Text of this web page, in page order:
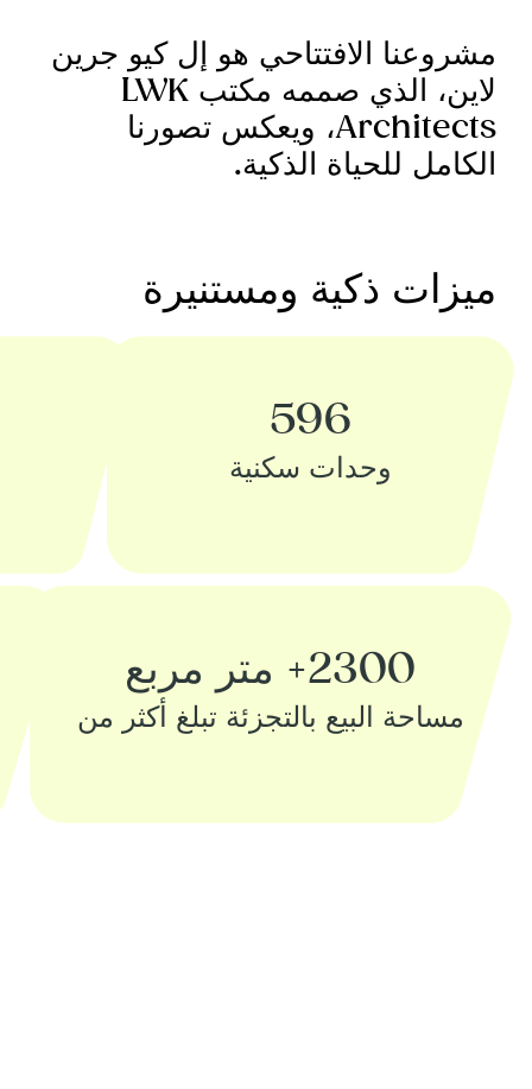
‏مشروعنا الافتتاحي هو إل كيو جرين
لاين، الذي صممه مكتب LWK
Architects، ويعكس تصورنا
الكامل للحياة الذكية.
ميزات ذكية ومستنيرة
596
وحدات سكنية‏
2300+ متر مربع
مساحة البيع بالتجزئة‏ تبلغ أكثر من